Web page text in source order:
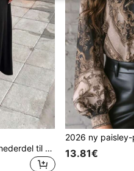
Elegant afslappet festnederdel til kvinder i ensfarvet sort, yndefuld, velegnet til ferie og strand, chic og elegant 13.81€